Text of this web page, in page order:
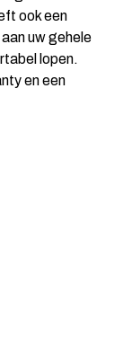
ook een
uw gehele
lopen.
en een